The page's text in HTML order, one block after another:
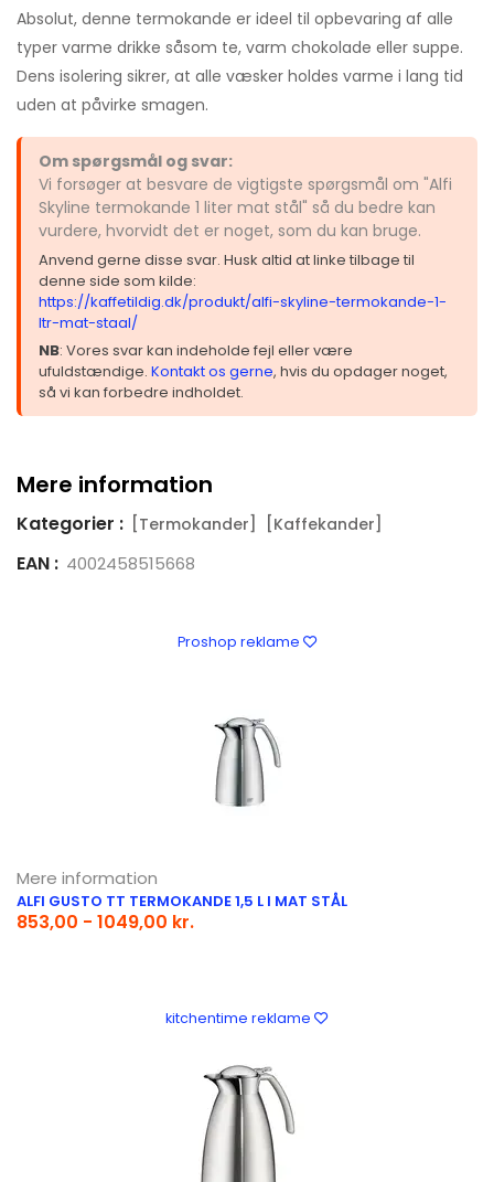
Absolut, denne termokande er ideel til opbevaring af alle
typer varme drikke såsom te, varm chokolade eller suppe.
Dens isolering sikrer, at alle væsker holdes varme i lang tid
uden at påvirke smagen.
Om spørgsmål og svar:
Vi forsøger at besvare de vigtigste spørgsmål om "Alfi
Skyline termokande 1 liter mat stål" så du bedre kan
vurdere, hvorvidt det er noget, som du kan bruge.
Anvend gerne disse svar. Husk altid at linke tilbage til
denne side som kilde:
https://kaffetildig.dk/produkt/alfi-skyline-termokande-1-
ltr-mat-staal/
NB: Vores svar kan indeholde fejl eller være
ufuldstændige. Kontakt os gerne, hvis du opdager noget,
så vi kan forbedre indholdet.
Mere information
Kategorier : [Termokander] [Kaffekander]
EAN : 4002458515668
Proshop reklame
Mere information
ALFI GUSTO TT TERMOKANDE 1,5 L I MAT STÅL
853,00 - 1049,00 kr.
kitchentime reklame